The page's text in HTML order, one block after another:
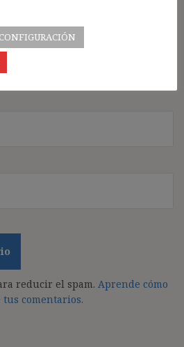
reducir el spam. Aprende cómo
tus comentarios.
CONFIGURACIÓN